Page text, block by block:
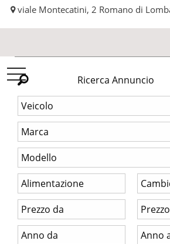
viale Montecatini, 2 Romano di
Automobilissima
srl
Ricerca Annuncio